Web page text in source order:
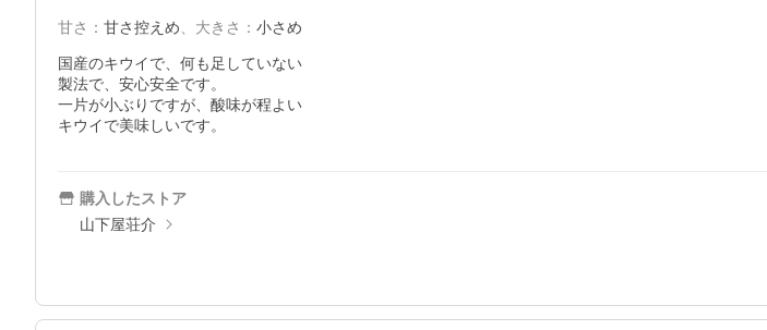
甘さ ： 甘さ控えめ、 大きさ ： 小さめ
国産のキウイで、何も足していない
製法で、安心安全です。
一片が小ぶりですが、酸味が程よい
キウイで美味しいです。
購入したストア
山下屋荘介